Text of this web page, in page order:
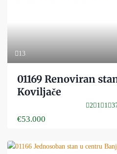
13
01169 Renoviran
Koviljače
2 1 1
€53.000